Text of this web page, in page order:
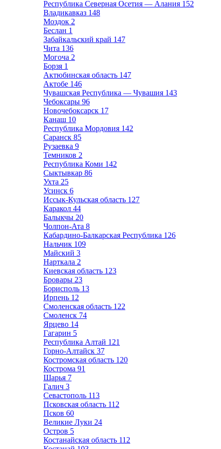
Республика Северная Осетия — Алания 152
Владикавказ 148
Моздок 2
Беслан 1
Забайкальский край 147
Чита 136
Могоча 2
Борзя 1
Актюбинская область 147
Актобе 146
Чувашская Республика — Чувашия 143
Чебоксары 96
Новочебоксарск 17
Канаш 10
Республика Мордовия 142
Саранск 85
Рузаевка 9
Темников 2
Республика Коми 142
Сыктывкар 86
Ухта 25
Усинск 6
Иссык-Кульская область 127
Каракол 44
Балыкчы 20
Чолпон-Ата 8
Кабардино-Балкарская Республика 126
Нальчик 109
Майский 3
Нарткала 2
Киевская область 123
Бровары 23
Борисполь 13
Ирпень 12
Смоленская область 122
Смоленск 74
Ярцево 14
Гагарин 5
Республика Алтай 121
Горно-Алтайск 37
Костромская область 120
Кострома 91
Шарья 7
Галич 3
Севастополь 113
Псковская область 112
Псков 60
Великие Луки 24
Остров 5
Костанайская область 112